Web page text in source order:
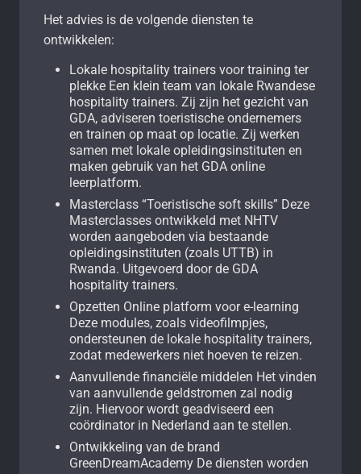
Het advies is de volgende diensten te
ontwikkelen:
Lokale hospitality trainers voor training ter
plekke Een klein team van lokale Rwandese
hospitality trainers. Zij zijn het gezicht van
GDA, adviseren toeristische ondernemers
en trainen op maat op locatie. Zij werken
samen met lokale opleidingsinstituten en
maken gebruik van het GDA online
leerplatform.
Masterclass “Toeristische soft skills” Deze
Masterclasses ontwikkeld met NHTV
worden aangeboden via bestaande
opleidingsinstituten (zoals UTTB) in
Rwanda. Uitgevoerd door de GDA
hospitality trainers.
Opzetten Online platform voor e-learning
Deze modules, zoals videofilmpjes,
ondersteunen de lokale hospitality trainers,
zodat medewerkers niet hoeven te reizen.
Aanvullende financiële middelen Het vinden
van aanvullende geldstromen zal nodig
zijn. Hiervoor wordt geadviseerd een
coördinator in Nederland aan te stellen.
Ontwikkeling van de brand
GreenDreamAcademy De diensten worden